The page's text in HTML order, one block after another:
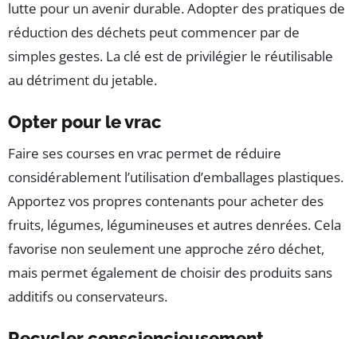
lutte pour un avenir durable. Adopter des pratiques de
réduction des déchets peut commencer par de
simples gestes. La clé est de privilégier le réutilisable
au détriment du jetable.
Opter pour le vrac
Faire ses courses en vrac permet de réduire
considérablement l’utilisation d’emballages plastiques.
Apportez vos propres contenants pour acheter des
fruits, légumes, légumineuses et autres denrées. Cela
favorise non seulement une approche zéro déchet,
mais permet également de choisir des produits sans
additifs ou conservateurs.